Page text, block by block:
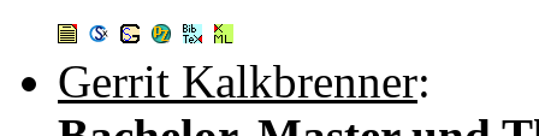
Gerrit Kalkbrenner: